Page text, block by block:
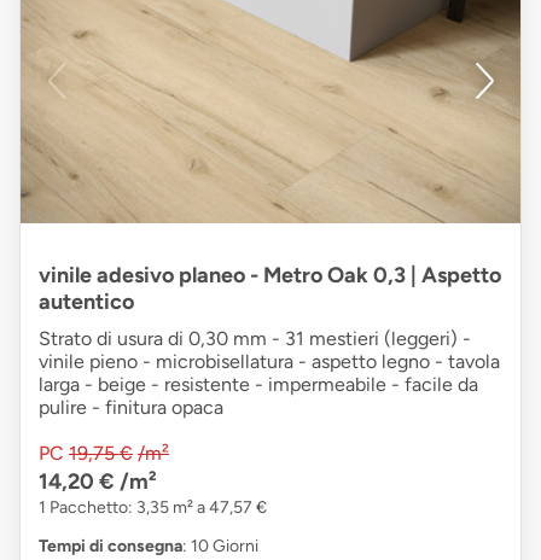
vinile adesivo planeo - Metro Oak 0,3 | Aspetto
autentico
Strato di usura di 0,30 mm - 31 mestieri (leggeri) -
vinile pieno - microbisellatura - aspetto legno - tavola
larga - beige - resistente - impermeabile - facile da
pulire - finitura opaca
PC 19,75 € /m²
14,20 € /m²
1 Pacchetto: 3,35 m² a 47,57 €
Tempi di consegna: 10 Giorni